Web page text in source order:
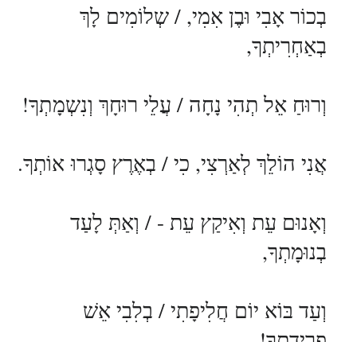
בְכוֹר אָבִי וּבֶן אִמִי, / שְלוֹמִים לָךְ
בְאַחְרִיתְךָ,
וְרוּחַ אֵל תְהִי נָחָה / עֲלֵי רוּחָךְ וְנִשְמָתְךָ!
אֲנִי הוֹלֵךְ לְאַרְצִי, כִי / בְאֶרֶץ סָגְרוּ אוֹתְךָ.
וְאָנוּם עֵת וְאִיקַץ עֵת - / וְאַתְּ לָעַד
בְנוּמָתְךָ,
וְעַד בּוֹא יוֹם חֲלִיפָתִי / בְלִבִי אֵשׁ